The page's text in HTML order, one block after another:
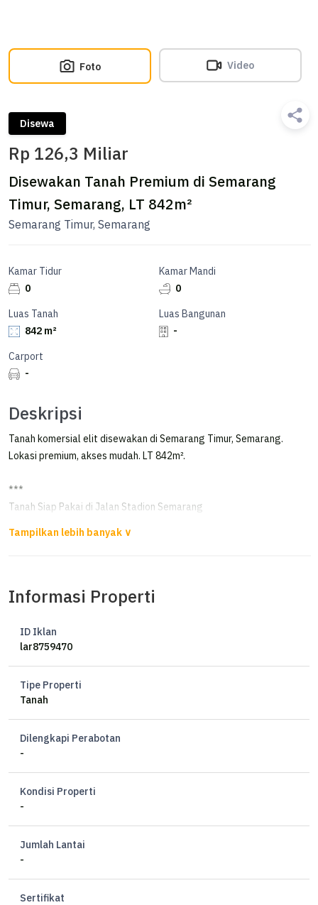
Foto Video
Disewa
Rp 126,3 Miliar
Disewakan Tanah Premium di Semarang
Timur, Semarang, LT 842m²
Semarang Timur, Semarang
Kamar Tidur
0
Kamar Mandi
0
Luas Tanah
842 m²
Luas Bangunan
-
Carport
-
Deskripsi
Tanah komersial elit disewakan di Semarang Timur, Semarang.
Lokasi premium, akses mudah. LT 842m².
***
Tanah Siap Pakai di Jalan Stadion Semarang
Disewakan tanah di Stadion Semarang
Lebar 24 Meter
Cocok untuk Cafe , Hotel , Bengkel , dll
Informasi Properti
ID Iklan
lar8759470
Tipe Properti
Tanah
Dilengkapi Perabotan
-
Kondisi Properti
-
Jumlah Lantai
-
Sertifikat